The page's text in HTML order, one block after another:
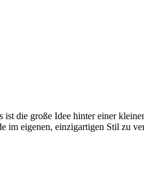
die große Idee hinter einer
eigenen, einzigartigen Stil zu